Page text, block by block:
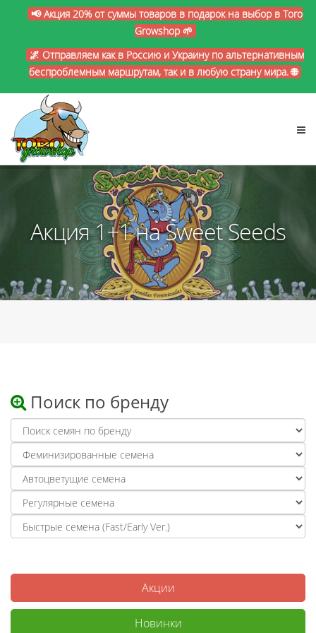
📢 Акция 20% от суммы товаров в подарок на выбор в Toro
Growshop 🌱
🌌 Отправляем как в Россию и Украину по альтернативным
беспроблемным маршрутам, так и в любую страну мира. 🌐
Акция 1+1 на Sweet Seeds
Поиск по бренду
Акции
Новинки